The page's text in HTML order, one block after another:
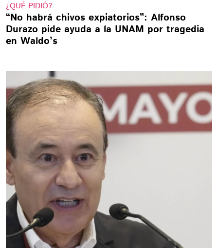
¿QUÉ PIDIÓ?
“No habrá chivos expiatorios”: Alfonso
Durazo pide ayuda a la UNAM por tragedia
en Waldo’s